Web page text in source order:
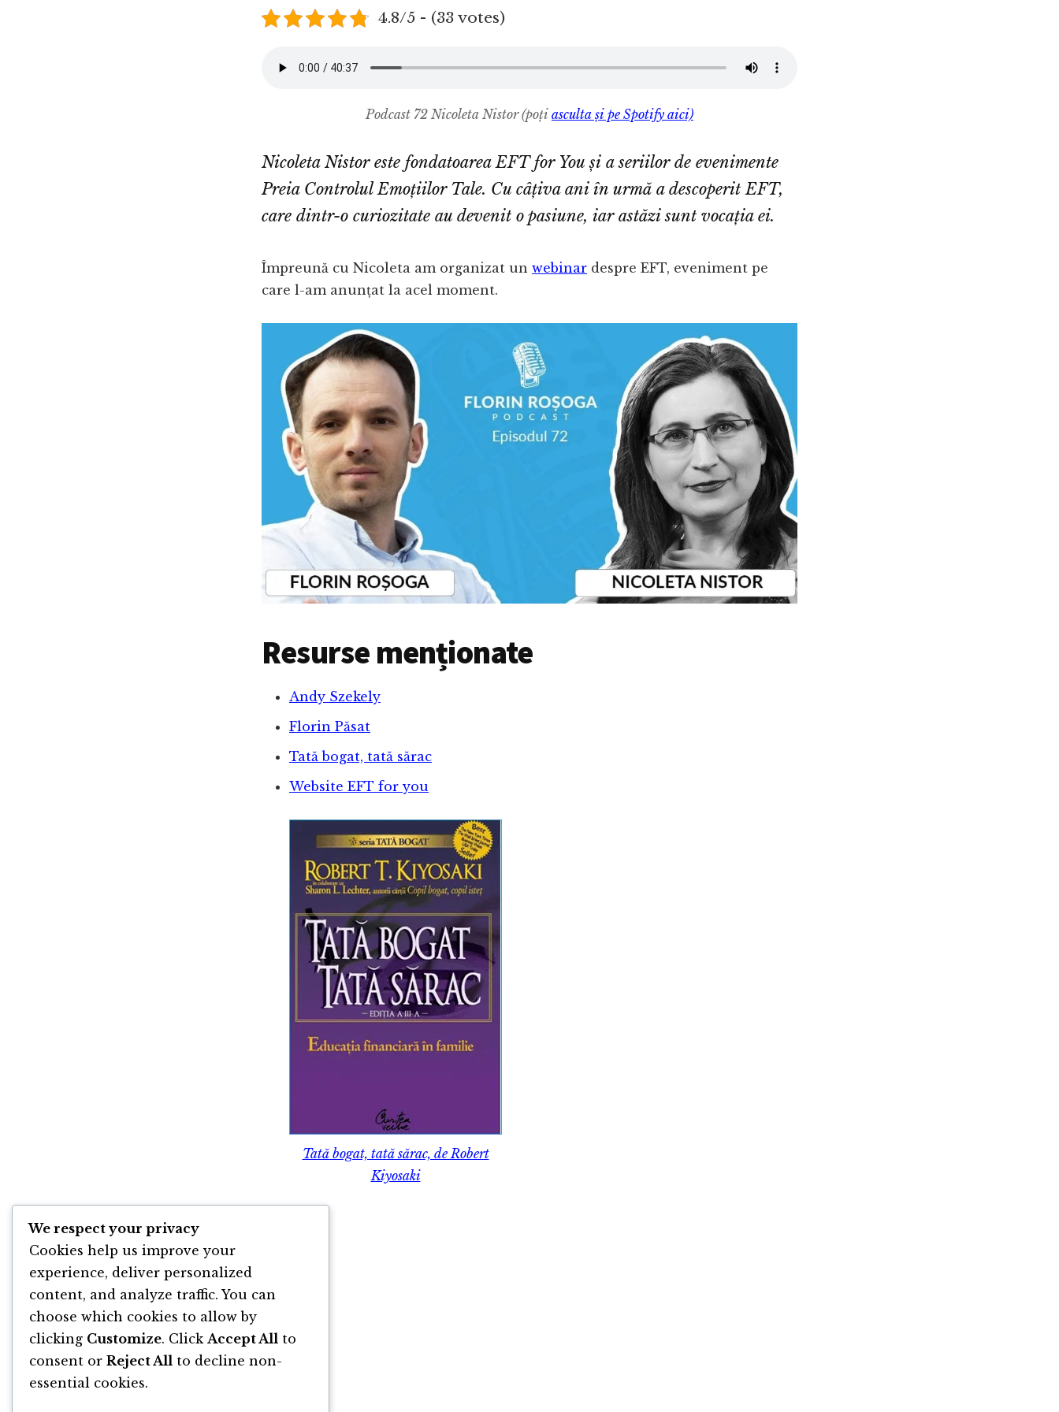
4.8/5 - (33 votes)
Podcast 72 Nicoleta Nistor(poți asculta și pe Spotify aici)
Nicoleta Nistor este fondatoareaEFT for Youși a seriilor de evenimente
Preia Controlul Emoțiilor Tale. Cu câțiva ani în urmă a descoperit EFT,
care dintr-o curiozitate au devenit o pasiune, iar astăzi sunt vocația ei.
Împreună cu Nicoleta am organizat un webinar despre EFT, eveniment pe
care l-am anunțat la acel moment.
Resurse menționate
Andy Szekely
Florin Păsat
Tată bogat, tată sărac
Website EFT for you
Tată bogat, tată sărac, de Robert
Kiyosaki
We respect your privacy
Cookies help us improve your
experience, deliver personalized
content, and analyze traffic. You can
choose which cookies to allow by
clicking Customize. Click Accept All to
consent or Reject All to decline non-
essential cookies.